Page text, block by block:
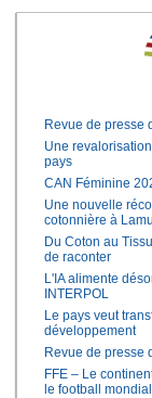
Revue de presse
Une
pays
CAN Féminine
Une nouvelle
cotonnière à Lamu
Du Coton au
de raconter
L'IA alimente
INTERPOL
Le pays veut
développement
Revue de presse
FFE – Le
le football mondial